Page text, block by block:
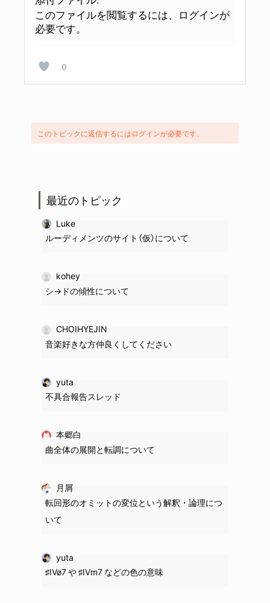
このファイルを閲覧するには、ログインが
必要です。
0
このトピックに返信するにはログインが必要です。
最近のトピック
ルーディメンツのサイト（仮）について
Luke
シ→ドの傾性について
kohey
音楽好きな方仲良くしてください
CHOIHYEJIN
不具合報告スレッド
yuta
曲全体の展開と転調について
本郷白
転回形のオミットの変位という解釈・論理につ
いて
月屑
♯IVø7 や ♯IVm7 などの色の意味
yuta